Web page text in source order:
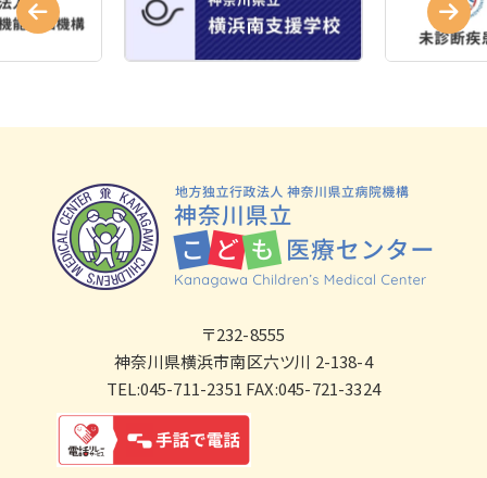
〒232-8555
神奈川県横浜市南区六ツ川 2-138-4
TEL:045-711-2351 FAX:045-721-3324